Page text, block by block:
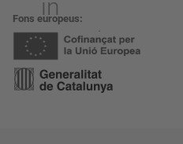
Fons europeus